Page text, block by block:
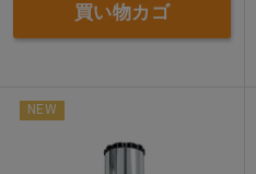
買い物カゴ
NEW